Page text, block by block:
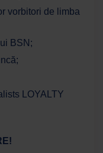
vorbitori de limba
BSN;
LOYALTY